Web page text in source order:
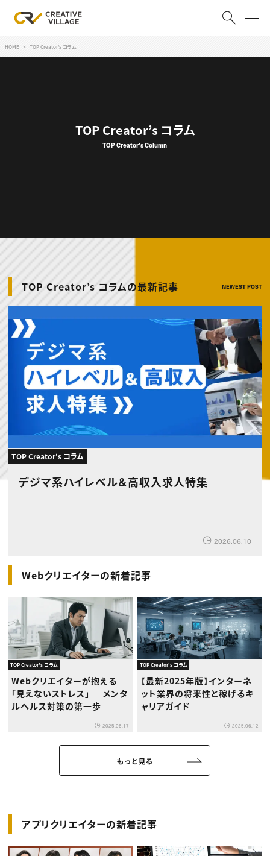
クリエイター求人を探す
編集・ライティング
マーケティング
お役立ち基礎知識
TOP Creator’s コラム トップ
Webクリエイター
アプリクリエイター
ゲームクリエイター
マーケッター
クリエイターインタビュー
C＆R Magazine
セミナー
ニュース・トレンド
ニュース・トレンド トップ
Web
映像
ゲーム・エンタメ
広告
出版
CREATIVE VILLAGEからのお知らせ
プロフェッショナル×つながる×メディア
HOME TOP Creator's コラム
TOP Creator’s コラム
TOP Creator's Column
TOP Creator’s コラムの最新記事 NEWEST POST
TOP Creator's コラム
デジマ系ハイレベル＆高収入求人特集
2026.06.10
Webクリエイターの新着記事
TOP Creator's コラム
Webクリエイターが抱える
「見えないストレス」──メンタ
ルヘルス対策の第一歩
2025.06.17
TOP Creator's コラム
【最新2025年版】インターネ
ット業界の将来性と稼げるキ
ャリアガイド
2025.06.12
アプリクリエイターの新着記事